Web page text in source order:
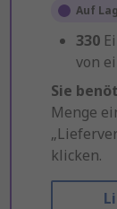
Auf
330
von
Sie
Menge
klicken.